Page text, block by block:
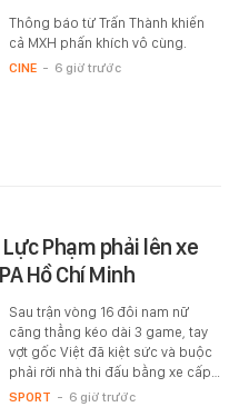
Thông báo từ Trấn Thành khiến
cả MXH phấn khích vô cùng.
CINE - 6 giờ trước
Phạm phải lên xe
Hồ Chí Minh
Sau trận vòng 16 đôi nam nữ
căng thẳng kéo dài 3 game, tay
vợt gốc Việt đã kiệt sức và buộc
phải rời nhà thi đấu bằng xe cấp…
SPORT - 6 giờ trước